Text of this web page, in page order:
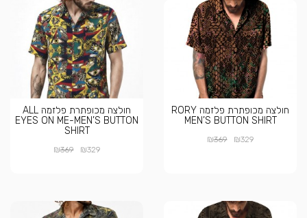
חולצה מכופתרת פלזמה RORY
MEN’S BUTTON SHIRT
₪329
₪369
חולצה מכופתרת פלזמה ALL
EYES ON ME-MEN’S BUTTON
SHIRT
₪329
₪369